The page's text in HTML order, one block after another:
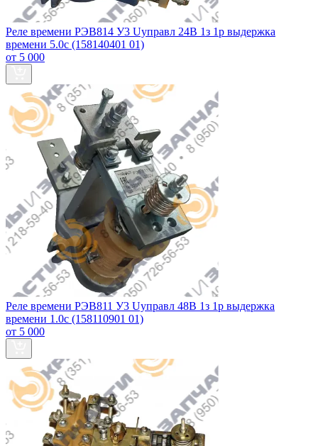
Реле времени РЭВ814 У3 Uуправл 24В 1з 1р выдержка
времени 5.0с (158140401 01)
от 5 000
Реле времени РЭВ811 У3 Uуправл 48В 1з 1р выдержка
времени 1.0с (158110901 01)
от 5 000